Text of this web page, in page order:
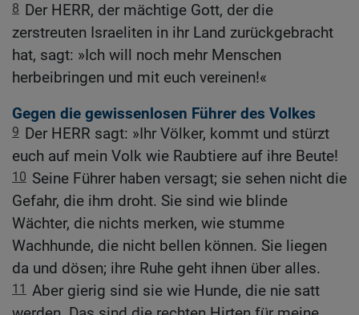
8 Der HERR, der mächtige Gott, der die
zerstreuten Israeliten in ihr Land zurückgebracht
hat, sagt: »Ich will noch mehr Menschen
herbeibringen und mit euch vereinen!«
Gegen die gewissenlosen Führer des Volkes
9 Der HERR sagt: »Ihr Völker, kommt und stürzt
euch auf mein Volk wie Raubtiere auf ihre Beute!
10 Seine Führer haben versagt; sie sehen nicht die
Gefahr, die ihm droht. Sie sind wie blinde
Wächter, die nichts merken, wie stumme
Wachhunde, die nicht bellen können. Sie liegen
da und dösen; ihre Ruhe geht ihnen über alles.
11 Aber gierig sind sie wie Hunde, die nie satt